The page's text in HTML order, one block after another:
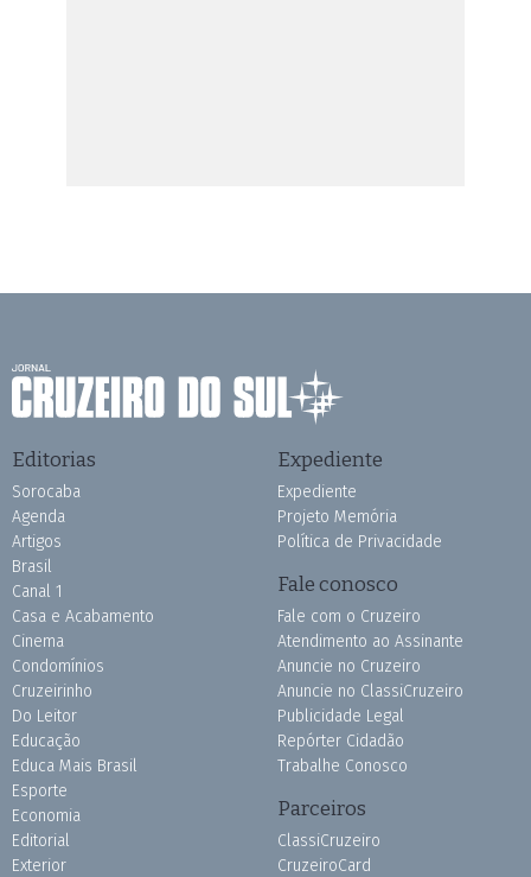
Editorias
Sorocaba
Agenda
Artigos
Brasil
Canal 1
Casa e Acabamento
Cinema
Condomínios
Cruzeirinho
Do Leitor
Educação
Educa Mais Brasil
Esporte
Economia
Editorial
Exterior
Expediente
Expediente
Projeto Memória
Política de Privacidade
Fale conosco
Fale com o Cruzeiro
Atendimento ao Assinante
Anuncie no Cruzeiro
Anuncie no ClassiCruzeiro
Publicidade Legal
Repórter Cidadão
Trabalhe Conosco
Parceiros
ClassiCruzeiro
CruzeiroCard